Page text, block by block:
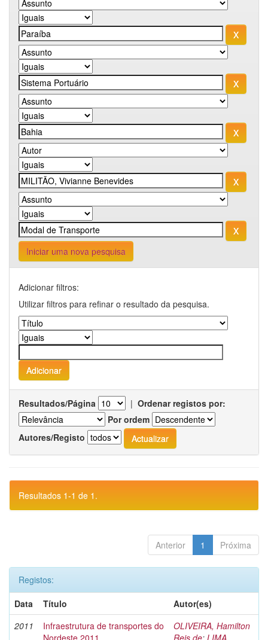
Iniciar uma nova pesquisa
Adicionar filtros:
Utilizar filtros para refinar o resultado da pesquisa.
Resultados/Página | Ordenar registos por:
Por ordem
Autores/Registo
Resultados 1-1 de 1.
Anterior 1 Próxima
Registos:
Data
Título
Autor(es)
2011
Infraestrutura de transportes do
Nordeste 2011
OLIVEIRA, Hamilton
Reis de; LIMA,